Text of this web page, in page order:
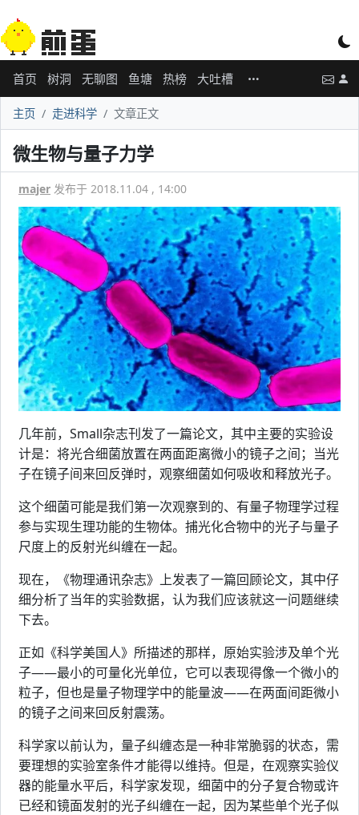
首页 树洞 无聊图 鱼塘 热榜 大吐槽
主页 走进科学 文章正文
微生物与量子力学
majer 发布于 2018.11.04 , 14:00
几年前，Small杂志刊发了一篇论文，其中主要的实验设
计是：将光合细菌放置在两面距离微小的镜子之间；当光
子在镜子间来回反弹时，观察细菌如何吸收和释放光子。
这个细菌可能是我们第一次观察到的、有量子物理学过程
参与实现生理功能的生物体。捕光化合物中的光子与量子
尺度上的反射光纠缠在一起。
现在，《物理通讯杂志》上发表了一篇回顾论文，其中仔
细分析了当年的实验数据，认为我们应该就这一问题继续
下去。
正如《科学美国人》所描述的那样，原始实验涉及单个光
子——最小的可量化光单位，它可以表现得像一个微小的
粒子，但也是量子物理学中的能量波——在两面间距微小
的镜子之间来回反射震荡。
科学家以前认为，量子纠缠态是一种非常脆弱的状态，需
要理想的实验室条件才能得以维持。但是，在观察实验仪
器的能量水平后，科学家发现，细菌中的分子复合物或许
已经和镜面发射的光子纠缠在一起，因为某些单个光子似